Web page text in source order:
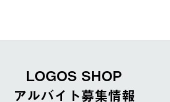
LOGOS SHOP
アルバイト募集情報